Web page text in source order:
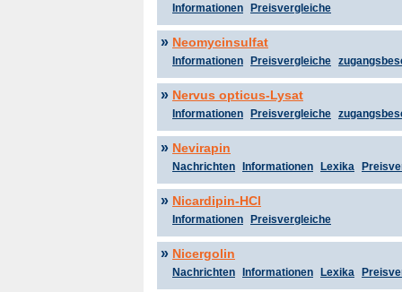
Informationen Preisvergleiche
» Neomycinsulfat
Informationen Preisvergleiche
» Nervus opticus-Lysat
Informationen Preisvergleiche
» Nevirapin
Nachrichten Informationen Lexika
» Nicardipin-HCl
Informationen Preisvergleiche
» Nicergolin
Nachrichten Informationen Lexika